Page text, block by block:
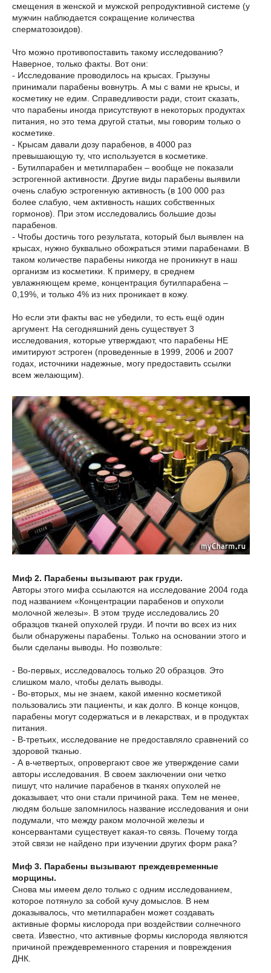
смещения в женской и мужской репродуктивной системе (у
мужчин наблюдается сокращение количества
сперматозоидов).
Что можно противопоставить такому исследованию?
Наверное, только факты. Вот они:
- Исследование проводилось на крысах. Грызуны
принимали парабены вовнутрь. А мы с вами не крысы, и
косметику не едим. Справедливости ради, стоит сказать,
что парабены иногда присутствуют в некоторых продуктах
питания, но это тема другой статьи, мы говорим только о
косметике.
- Крысам давали дозу парабенов, в 4000 раз
превышающую ту, что используется в косметике.
- Бутилпарабен и метилпарабен – вообще не показали
эстрогенной активности. Другие виды парабены выявили
очень слабую эстрогенную активность (в 100 000 раз
более слабую, чем активность наших собственных
гормонов). При этом исследовались большие дозы
парабенов.
- Чтобы достичь того результата, который был выявлен на
крысах, нужно буквально обожраться этими парабенами. В
таком количестве парабены никогда не проникнут в наш
организм из косметики. К примеру, в среднем
увлажняющем креме, концентрация бутилпарабена –
0,19%, и только 4% из них проникает в кожу.
Но если эти факты вас не убедили, то есть ещё один
аргумент. На сегодняшний день существует 3
исследования, которые утверждают, что парабены НЕ
имитируют эстроген (проведенные в 1999, 2006 и 2007
годах, источники надежные, могу предоставить ссылки
всем желающим).
Миф 2. Парабены вызывают рак груди.
Авторы этого мифа ссылаются на исследование 2004 года
под названием «Концентрации парабенов и опухоли
молочной железы». В этом труде исследовались 20
образцов тканей опухолей груди. И почти во всех из них
были обнаружены парабены. Только на основании этого и
были сделаны выводы. Но позвольте:
- Во-первых, исследовалось только 20 образцов. Это
слишком мало, чтобы делать выводы.
- Во-вторых, мы не знаем, какой именно косметикой
пользовались эти пациенты, и как долго. В конце концов,
парабены могут содержаться и в лекарствах, и в продуктах
питания.
- В-третьих, исследование не предоставляло сравнений со
здоровой тканью.
- А в-четвертых, опровергают свое же утверждение сами
авторы исследования. В своем заключении они четко
пишут, что наличие парабенов в тканях опухолей не
доказывает, что они стали причиной рака. Тем не менее,
людям больше запомнилось название исследования и они
подумали, что между раком молочной железы и
консервантами существует какая-то связь. Почему тогда
этой связи не найдено при изучении других форм рака?
Миф 3. Парабены вызывают преждевременные
морщины.
Снова мы имеем дело только с одним исследованием,
которое потянуло за собой кучу домыслов. В нем
доказывалось, что метилпарабен может создавать
активные формы кислорода при воздействии солнечного
света. Известно, что активные формы кислорода являются
причиной преждевременного старения и повреждения
ДНК.